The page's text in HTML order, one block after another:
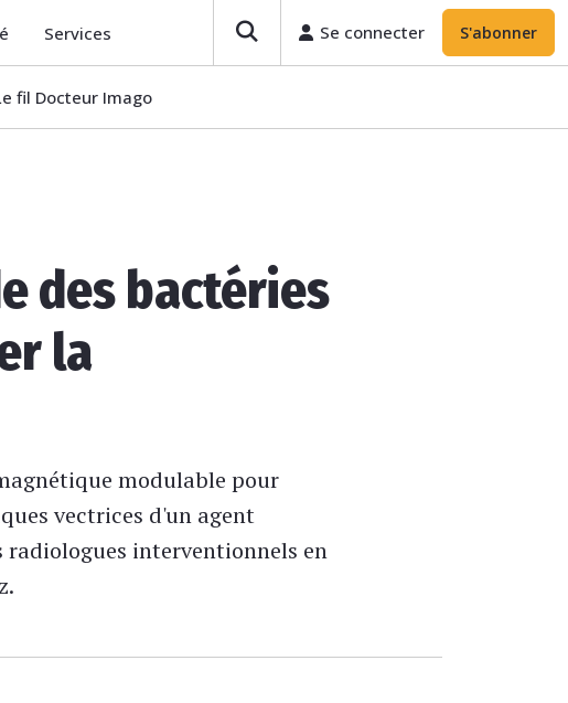
Services Se connecter S'abonner
fil Docteur Imago
des bactéries
la
modulable pour
vectrices d'un agent
interventionnels en